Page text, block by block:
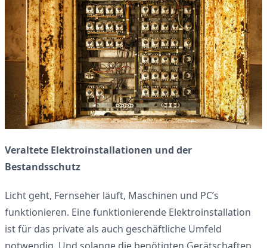
Veraltete Elektroinstallationen und der
Bestandsschutz
Licht geht, Fernseher läuft, Maschinen und PC’s
funktionieren. Eine funktionierende Elektroinstallation
ist für das private als auch geschäftliche Umfeld